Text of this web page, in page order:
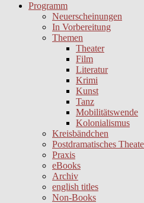
Programm
Neuerscheinungen
In Vorbereitung
Themen
Theater
Film
Literatur
Krimi
Kunst
Tanz
Mobilitätswende
Kolonialismus
Kreisbändchen
Postdramatisches
Praxis
eBooks
Archiv
english titles
Non-Books